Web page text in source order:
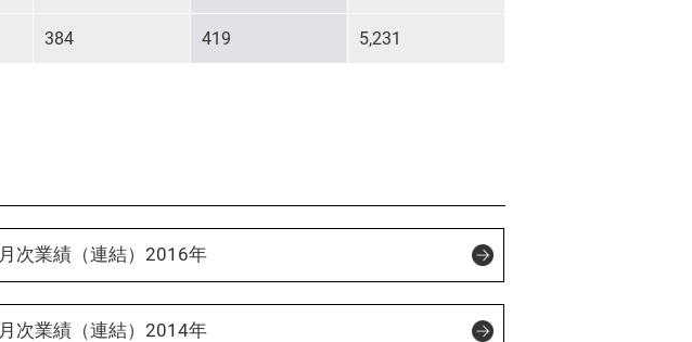
384 419 5,231
月次業績（連結）2016年
月次業績（連結）2014年